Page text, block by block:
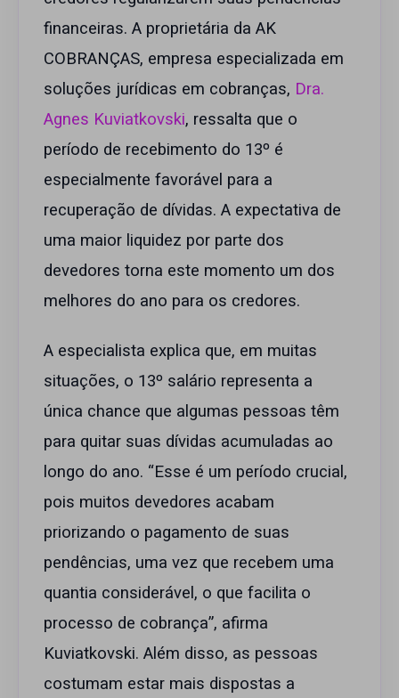
financeiras. A proprietária da AK
COBRANÇAS, empresa especializada em
soluções jurídicas em cobranças, Dra.
Agnes Kuviatkovski, ressalta que o
período de recebimento do 13º é
especialmente favorável para a
recuperação de dívidas. A expectativa de
uma maior liquidez por parte dos
devedores torna este momento um dos
melhores do ano para os credores.
A especialista explica que, em muitas
situações, o 13º salário representa a
única chance que algumas pessoas têm
para quitar suas dívidas acumuladas ao
longo do ano. “Esse é um período crucial,
pois muitos devedores acabam
priorizando o pagamento de suas
pendências, uma vez que recebem uma
quantia considerável, o que facilita o
processo de cobrança”, afirma
Kuviatkovski. Além disso, as pessoas
costumam estar mais dispostas a